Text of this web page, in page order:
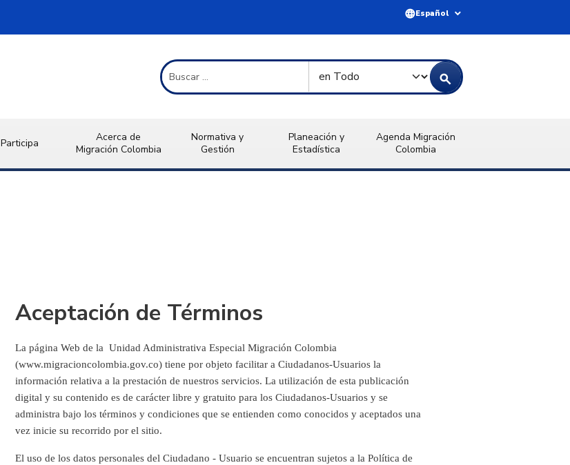
languageEspañol expand_more
Término de Búsqueda Tipo de Búsqueda
search
Participa
Acerca de
Migración Colombia
Normativa y
Gestión
Planeación y
Estadística
Agenda Migración
Colombia
Aceptación de Términos
La página Web de la Unidad Administrativa Especial Migración Colombia
(www.migracioncolombia.gov.co) tiene por objeto facilitar a Ciudadanos-Usuarios la
información relativa a la prestación de nuestros servicios. La utilización de esta publicación
digital y su contenido es de carácter libre y gratuito para los Ciudadanos-Usuarios y se
administra bajo los términos y condiciones que se entienden como conocidos y aceptados una
vez inicie su recorrido por el sitio.
El uso de los datos personales del Ciudadano - Usuario se encuentran sujetos a la Política de